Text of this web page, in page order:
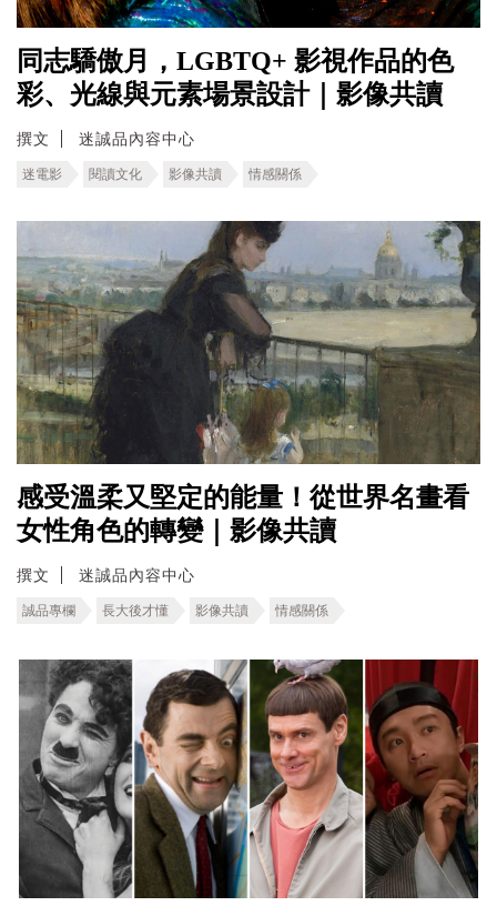
同志驕傲月，LGBTQ+ 影視作品的色
彩、光線與元素場景設計｜影像共讀
撰文 迷誠品內容中心
迷電影 閱讀文化 影像共讀 情感關係
感受溫柔又堅定的能量！從世界名畫看
女性角色的轉變｜影像共讀
撰文 迷誠品內容中心
誠品專欄 長大後才懂 影像共讀 情感關係